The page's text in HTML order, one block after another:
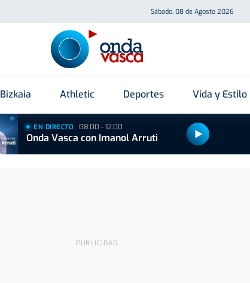
Sábado, 08 de Agosto 2026
Bizkaia Athletic Deportes Vida y Estilo
EN DIRECTO 08:00 - 12:00
Onda Vasca con Imanol Arruti